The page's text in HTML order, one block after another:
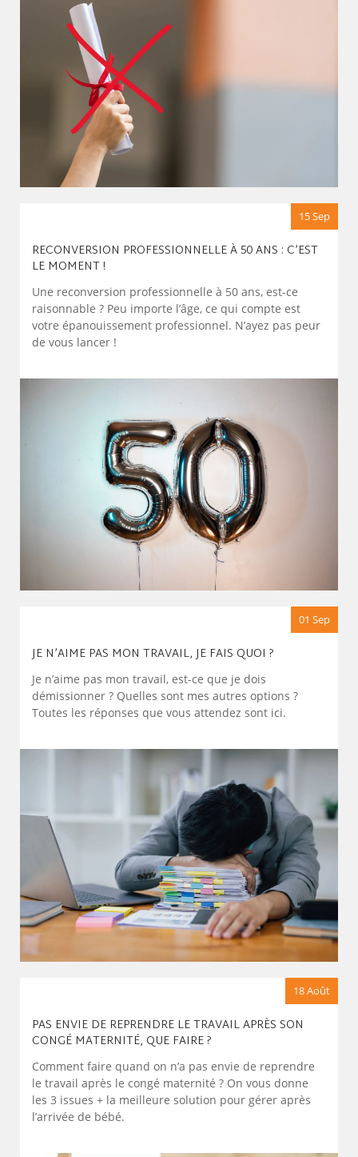
15 Sep
RECONVERSION PROFESSIONNELLE À 50 ANS : C’EST
LE MOMENT !
Une reconversion professionnelle à 50 ans, est-ce
raisonnable ? Peu importe l’âge, ce qui compte est
votre épanouissement professionnel. N’ayez pas peur
de vous lancer !
01 Sep
JE N’AIME PAS MON TRAVAIL, JE FAIS QUOI ?
Je n’aime pas mon travail, est-ce que je dois
démissionner ? Quelles sont mes autres options ?
Toutes les réponses que vous attendez sont ici.
18 Août
PAS ENVIE DE REPRENDRE LE TRAVAIL APRÈS SON
CONGÉ MATERNITÉ, QUE FAIRE ?
Comment faire quand on n’a pas envie de reprendre
le travail après le congé maternité ? On vous donne
les 3 issues + la meilleure solution pour gérer après
l’arrivée de bébé.